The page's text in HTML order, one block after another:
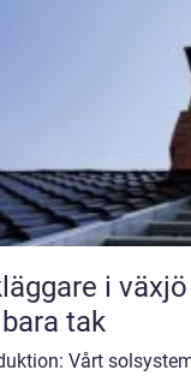
i växjö kunskap, trygghet och
tak
Vårt